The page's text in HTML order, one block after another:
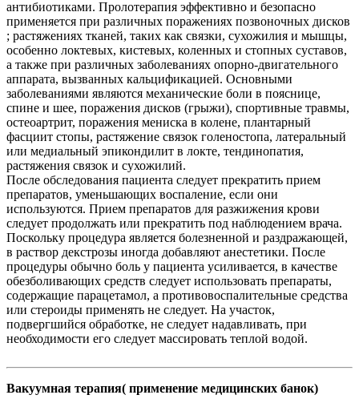
антибиотиками. Пролотерапия эффективно и безопасно
применяется при различных поражениях позвоночных дисков
; растяжениях тканей, таких как связки, сухожилия и мышцы,
особенно локтевых, кистевых, коленных и стопных суставов,
а также при различных заболеваниях опорно-двигательного
аппарата, вызванных кальцификацией. Основными
заболеваниями являются механические боли в пояснице,
спине и шее, поражения дисков (грыжи), спортивные травмы,
остеоартрит, поражения мениска в колене, плантарный
фасциит стопы, растяжение связок голеностопа, латеральный
или медиальный эпикондилит в локте, тендинопатия,
растяжения связок и сухожилий.
После обследования пациента следует прекратить прием
препаратов, уменьшающих воспаление, если они
используются. Прием препаратов для разжижения крови
следует продолжать или прекратить под наблюдением врача.
Поскольку процедура является болезненной и раздражающей,
в раствор декстрозы иногда добавляют анестетики. После
процедуры обычно боль у пациента усиливается, в качестве
обезболивающих средств следует использовать препараты,
содержащие парацетамол, а противовоспалительные средства
или стероиды применять не следует. На участок,
подвергшийся обработке, не следует надавливать, при
необходимости его следует массировать теплой водой.
Вакуумная терапия( применение медицинских банок)